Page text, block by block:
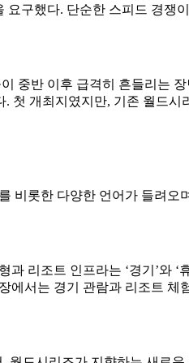
구했다. 단순한 스피드 경쟁
중반 이후 급격히 흔들리는
첫 개최지였지만, 기존 월드
비롯한 다양한 언어가 들려
리조트 인프라는 ‘경기’와
서는 경기 관람과 리조트